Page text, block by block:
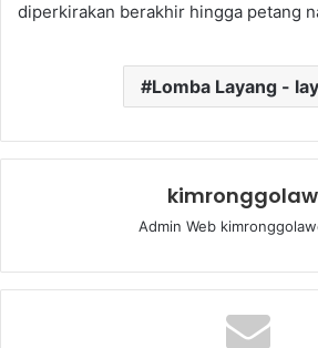
diperkirakan berakhir hingga petang
Lomba Layang -
Admin Web